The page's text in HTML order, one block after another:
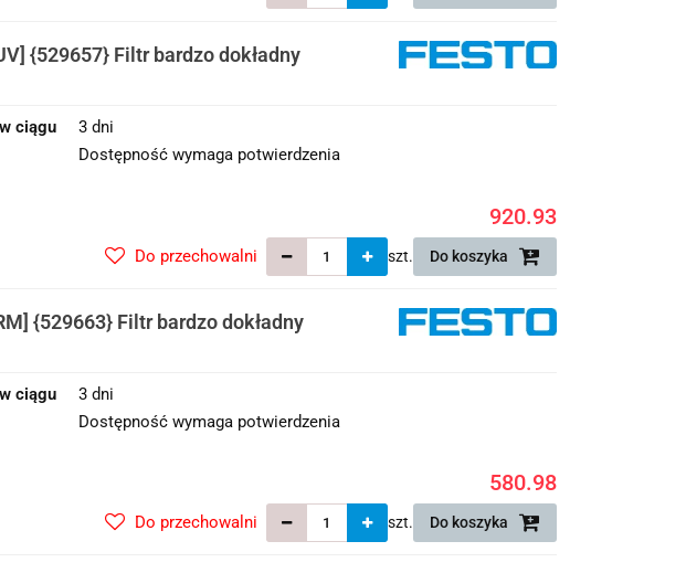
{529657} Filtr bardzo dokładny
ciągu
3 dni
Dostępność wymaga potwierdzenia
920.93
szt. Do koszyka
Do przechowalni
{529663} Filtr bardzo dokładny
ciągu
3 dni
Dostępność wymaga potwierdzenia
580.98
szt. Do koszyka
Do przechowalni